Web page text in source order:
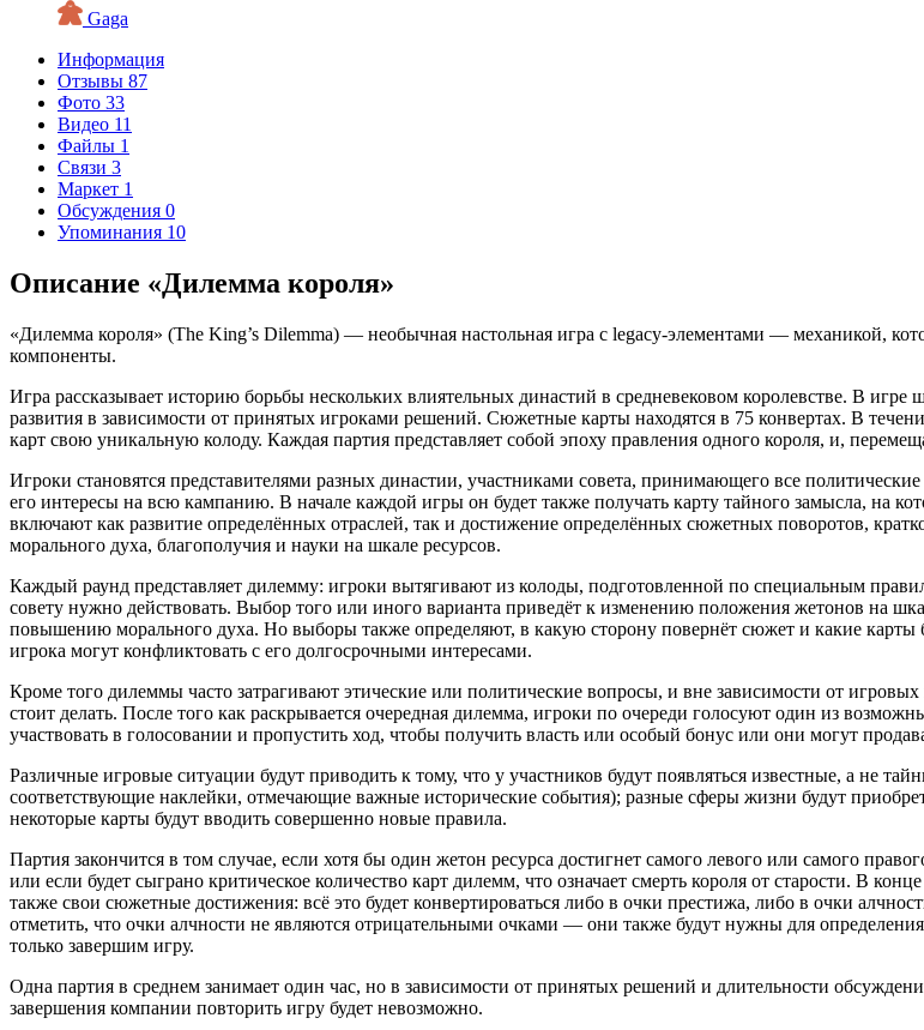
Gaga
Информация
Отзывы 87
Фото 33
Видео 11
Файлы 1
Связи 3
Маркет 1
Обсуждения 0
Упоминания 10
Описание «Дилемма короля»
«Дилемма короля» (The King’s Dilemma) — необычная настольная игра с legacy-элементами — механикой,
компоненты.
Игра рассказывает историю борьбы нескольких влиятельных династий в средневековом королевстве. В
развития в зависимости от принятых игроками решений. Сюжетные карты находятся в 75 конвертах. В
карт свою уникальную колоду. Каждая партия представляет собой эпоху правления одного короля, и,
Игроки становятся представителями разных династии, участниками совета, принимающего все
его интересы на всю кампанию. В начале каждой игры он будет также получать карту тайного замысла, на
включают как развитие определённых отраслей, так и достижение определённых сюжетных поворотов,
морального духа, благополучия и науки на шкале ресурсов.
Каждый раунд представляет дилемму: игроки вытягивают из колоды, подготовленной по специальным
совету нужно действовать. Выбор того или иного варианта приведёт к изменению положения жетонов на
повышению морального духа. Но выборы также определяют, в какую сторону повернёт сюжет и какие
игрока могут конфликтовать с его долгосрочными интересами.
Кроме того дилеммы часто затрагивают этические или политические вопросы, и вне зависимости от игровых
стоит делать. После того как раскрывается очередная дилемма, игроки по очереди голосуют один из
участвовать в голосовании и пропустить ход, чтобы получить власть или особый бонус или они могут
Различные игровые ситуации будут приводить к тому, что у участников будут появляться известные, а не
соответствующие наклейки, отмечающие важные исторические события); разные сферы жизни будут
некоторые карты будут вводить совершенно новые правила.
Партия закончится в том случае, если хотя бы один жетон ресурса достигнет самого левого или самого
или если будет сыграно критическое количество карт дилемм, что означает смерть короля от старости. В
также свои сюжетные достижения: всё это будет конвертироваться либо в очки престижа, либо в очки
отметить, что очки алчности не являются отрицательными очками — они также будут нужны для
только завершим игру.
Одна партия в среднем занимает один час, но в зависимости от принятых решений и длительности
завершения компании повторить игру будет невозможно.